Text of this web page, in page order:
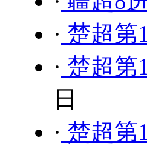
· 楚超第
· 楚超第
日
· 楚超第